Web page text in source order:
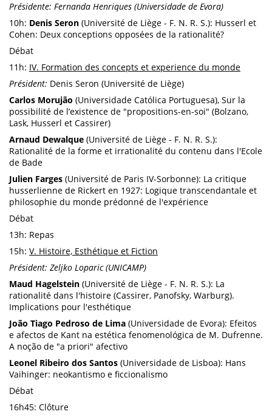
Présidente: Fernanda Henriques (Universidade de Evora)
10h: Denis Seron (Université de Liège - F. N. R. S.): Husserl et
Cohen: Deux conceptions opposées de la rationalité?
Débat
11h: IV. Formation des concepts et experience du monde
Président: Denis Seron (Université de Liège)
Carlos Morujão (Universidade Católica Portuguesa), Sur la
possibilité de l’existence de "propositions-en-soi" (Bolzano,
Lask, Husserl et Cassirer)
Arnaud Dewalque (Université de Liège - F. N. R. S.):
Rationalité de la forme et irrationalité du contenu dans l'Ecole
de Bade
Julien Farges (Université de Paris IV-Sorbonne): La critique
husserlienne de Rickert en 1927: Logique transcendantale et
philosophie du monde prédonné de l'expérience
Débat
13h: Repas
15h: V. Histoire, Esthétique et Fiction
Président: Zeljko Loparic (UNICAMP)
Maud Hagelstein (Université de Liège - F. N. R. S.): La
rationalité dans l'histoire (Cassirer, Panofsky, Warburg).
Implications pour l'esthétique
João Tiago Pedroso de Lima (Universidade de Evora): Efeitos
e afectos de Kant na estética fenomenológica de M. Dufrenne.
A noção de "a priori" afectivo
Leonel Ribeiro dos Santos (Universidade de Lisboa): Hans
Vaihinger: neokantismo e ficcionalismo
Débat
16h45: Clôture